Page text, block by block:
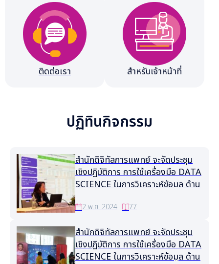
ติดต่อเรา สำหรับเจ้าหน้าที่
ปฏิทินกิจกรรม
สำนักดิจิทัลการแพทย์ จะจัดประชุม
เชิงปฏิบัติการ การใช้เครื่องมือ DATA
SCIENCE ในการวิเคราะห์ข้อมูล ด้าน
2 พ.ย. 2024 77
สำนักดิจิทัลการแพทย์ จะจัดประชุม
เชิงปฏิบัติการ การใช้เครื่องมือ DATA
SCIENCE ในการวิเคราะห์ข้อมูล ด้าน